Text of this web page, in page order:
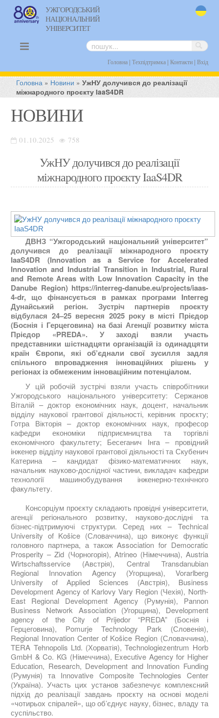
УЖГОРОДСЬКИЙ
НАЦІОНАЛЬНИЙ
УНІВЕРСИТЕТ
Головна| Техпідтримка| Контакти| Вхід
Головна » Новини »УжНУ долучився до реалізації
міжнародного проєкту IaaS4DR
НОВИНИ
01.10.2025 758
УжНУ долучився до реалізації
міжнародного проєкту IaaS4DR
ДВНЗ “Ужгородський національний університет”
долучився до реалізації міжнародного проєкту
IaaS4DR (Innovation as a Service for Accelerated
Innovation and Industrial Transition in Industrial, Rural
and Remote Areas with Low Innovation Capacity in the
Danube Region) https://interreg-danube.eu/projects/iaas-
4-dr, що фінансується в рамках програми Interreg
Дунайський регіон. Зустріч партнерів проєкту
відбулася 24–25 вересня 2025 року в місті Прієдор
(Боснія і Герцеговина) на базі Агенції розвитку міста
Прієдор «PREDA». У заході взяли участь
представники шістнадцяти організацій із одинадцяти
країн Європи, які об’єднали свої зусилля задля
спільного впровадження інноваційних рішень у
регіонах із обмеженим інноваційним потенціалом.
У цій робочій зустрічі взяли участь співробітники
Ужгородського національного університету: Сержанов
Віталій – доктор економічних наук, доцент, начальник
відділу наукової грантової діяльності, керівник проєкту;
Готра Вікторія – доктор економічних наук, професор
кафедри економіки підприємництва та торгівлі
економічного факультету; Бесеганич Інга – провідний
інженер відділу наукової грантової діяльності та Скубенич
Катерина – кандидат фізико-математичних наук,
начальник науково-дослідної частини, викладач кафедри
технології машинобудування інженерно-технічного
факультету.
Консорціум проєкту складають провідні університети,
агенції регіонального розвитку, науково-дослідні та
бізнес-підтримуючі структури. Серед них – Technical
University of Košice (Словаччина), що виконує функції
головного партнера, а також Association for Democratic
Prosperity – Zid (Чорногорія), Atrineo (Німеччина), Austria
Wirtschaftsservice (Австрія), Central Transdanubian
Regional Innovation Agency (Угорщина), Vorarlberg
University of Applied Sciences (Австрія), Business
Development Agency of Karlovy Vary Region (Чехія), North-
East Regional Development Agency (Румунія), Pannon
Business Network Association (Угорщина), Development
agency of the City of Prijedor “PREDA” (Боснія і
Герцеговина), Pomurje Technology Park (Словенія),
Regional Innovation Center of Košice Region (Словаччина),
TERA Tehnopolis Ltd. (Хорватія), Technologiezentrum Horb
GmbH & Co. KG (Німеччина), Executive Agency for Higher
Education, Research, Development and Innovation Funding
(Румунія) та Innovative Composite Technologies Center
(Україна). Участь цих установ забезпечує комплексний
підхід до реалізації завдань проєкту на основі моделі
«чотирьох спіралей», що об’єднує науку, бізнес, владу та
суспільство.